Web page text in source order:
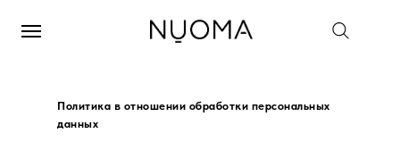
Политика в отношении обработки персональных
данных